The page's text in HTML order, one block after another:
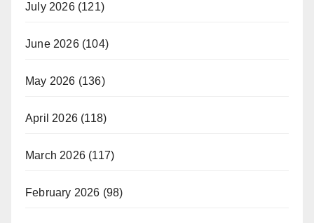
July 2026(121)
June 2026(104)
May 2026 (136)
April 2026 (118)
March 2026 (117)
February 2026 (98)